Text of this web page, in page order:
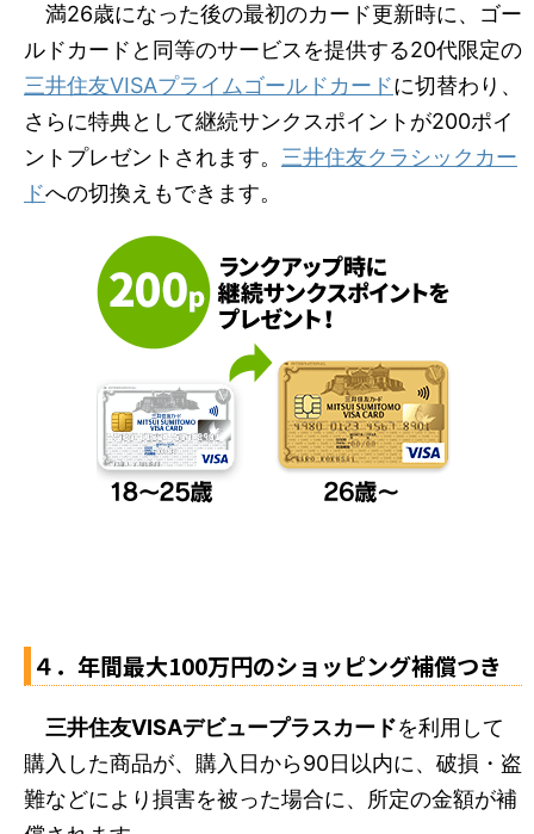
満26歳になった後の最初のカード更新時に、ゴー
ルドカードと同等のサービスを提供する20代限定の
三井住友VISAプライムゴールドカードに切替わり、
さらに特典として継続サンクスポイントが200ポイ
ントプレゼントされます。 三井住友クラシックカー
ドへの切換えもできます。
４．年間最大100万円のショッピング補償つき
三井住友VISAデビュープラスカードを利用して
購入した商品が、購入日から90日以内に、破損・盗
難などにより損害を被った場合に、所定の金額が補